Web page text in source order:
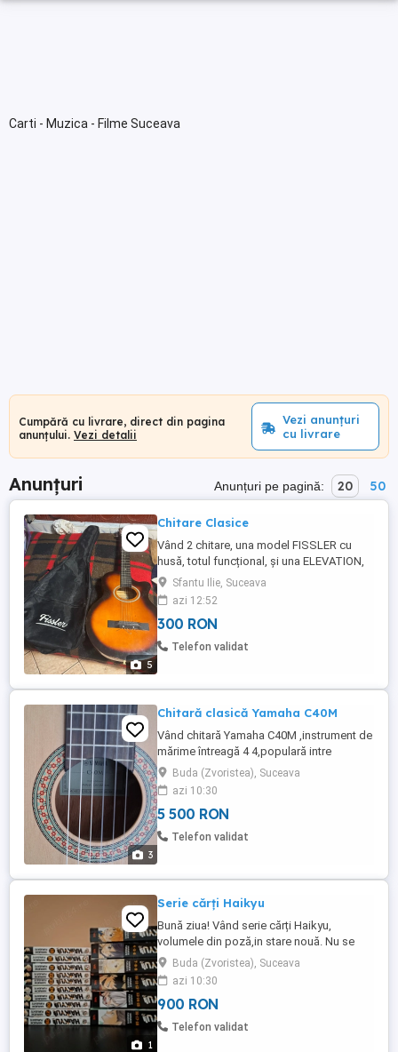
Carti - Muzica - Filme Suceava
Cumpără cu livrare, direct din pagina
anunțului. Vezi detalii
Vezi anunțuri
cu livrare
Anunțuri Anunțuri pe pagină: 20 50
5
Chitare Clasice
Vând 2 chitare, una model FISSLER cu
husă, totul funcțional, și una ELEVATION,
foarte bune ambele, nu prezintă uzură sau
crăpături, fără defecte ascunse, rezonanță
bună. 300 Lei bucata. Cu predare
personala in Suceava. Preț fix.
Sfantu Ilie, Suceava
azi 12:52
300 RON
Telefon validat
3
Chitară clasică Yamaha C40M
Vând chitară Yamaha C40M ,instrument de
mărime întreagă 4 4,populară intre
începători. Dispune de un finisaj satinat
mat care ii conferă un sunet natural clar.
Fața superioră din molid, spate si laterale
din lemn de meranti si un gât din nato cu
tastieră din palisandru. Chitara este in
Buda (Zvoristea), Suceava
azi 10:30
5 500 RON
Telefon validat
1
Serie cărți Haikyu
Bună ziua! Vând serie cărți Haikyu,
volumele din poză,in stare nouă. Nu se
vând separat
Buda (Zvoristea), Suceava
azi 10:30
900 RON
Telefon validat